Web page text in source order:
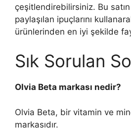
çeşitlendirebilirsiniz. Bu
paylaşılan ipuçlarını
ürünlerinden en iyi şekilde
Sık Sorulan
Olvia Beta markası nedir?
Olvia Beta, bir vitamin ve
markasıdır.